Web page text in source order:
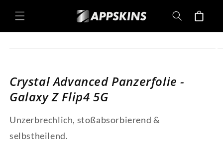
zum
Inhalt
Warenkorb
Crystal Advanced Panzerfolie -
Galaxy Z Flip4 5G
Unzerbrechlich, stoßabsorbierend &
selbstheilend.